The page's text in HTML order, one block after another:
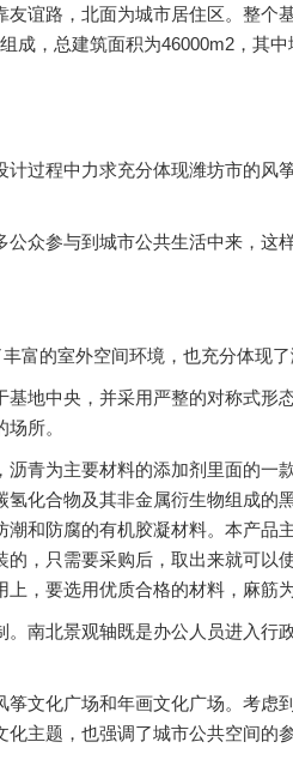
路，北面为城市居住区。整个
，总建筑面积为46000m2，其中
程中力求充分体现潍坊市的风
参与到城市公共生活中来，这
的室外空间环境，也充分体现了
中央，并采用严整的对称式形
所。
青为主要材料的添加剂里面的一
化合物及其非金属衍生物组成的
和防腐的有机胶凝材料。本产品
，只需要采购后，取出来就可以
，要选用优质合格的材料，麻筋
北景观轴既是办公人员进入行政
化广场和年画文化广场。考虑
主题，也强调了城市公共空间的参